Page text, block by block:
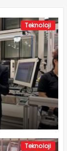
Teknoloji
Teknoloji